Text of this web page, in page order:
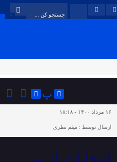
پ
۱۶ مرداد ۱۴۰۰ - ۱۸:۱۸
ارسال توسط : میثم نظری